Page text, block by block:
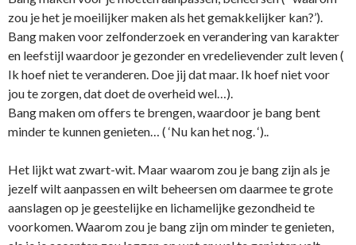
zou je het je moeilijker maken als het gemakkelijker kan?’).
Bang maken voor zelfonderzoek en verandering van karakter
en leefstijl waardoor je gezonder en vredelievender zult leven (
Ik hoef niet te veranderen. Doe jij dat maar. Ik hoef niet voor
jou te zorgen, dat doet de overheid wel…).
Bang maken om offers te brengen, waardoor je bang bent
minder te kunnen genieten… ( ‘Nu kan het nog. ‘)..
Het lijkt wat zwart-wit. Maar waarom zou je bang zijn als je
jezelf wilt aanpassen en wilt beheersen om daarmee te grote
aanslagen op je geestelijke en lichamelijke gezondheid te
voorkomen. Waarom zou je bang zijn om minder te genieten,